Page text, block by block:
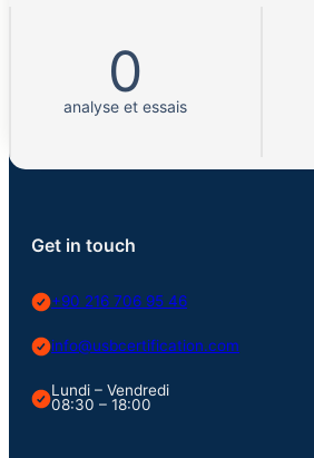
0
analyse et essais
Get in touch
+90 216 706 95 46
info@usbcertification.com
Lundi – Vendredi
08:30 – 18:00